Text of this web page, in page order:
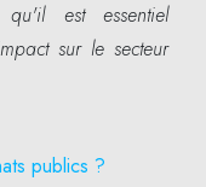
est essentiel
sur le secteur
publics ?